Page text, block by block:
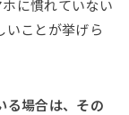
に慣れていない
いことが挙げら
る場合は、その